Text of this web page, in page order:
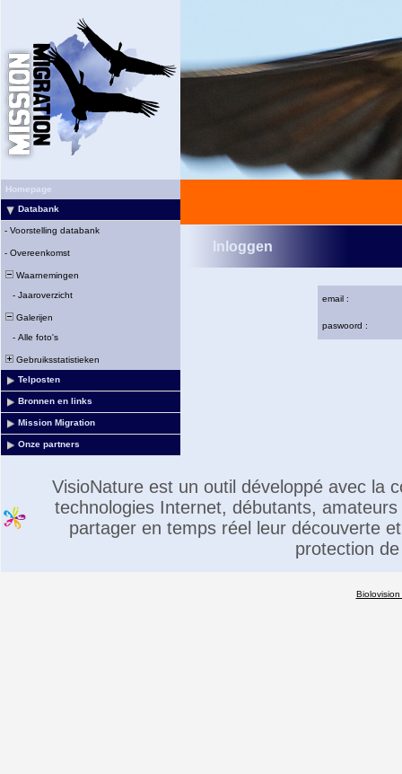
Homepage
Databank
- Voorstelling databank
- Overeenkomst
Waarnemingen
- Jaaroverzicht
Galerijen
- Alle foto's
Gebruiksstatistieken
Telposten
Bronnen en links
Mission Migration
Onze partners
Inloggen
email :
paswoord :
VisioNature est un outil développé avec la
technologies Internet, débutants,
partager en temps réel leur découverte
protection
Biolovision